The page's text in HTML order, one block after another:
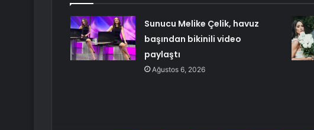
Sunucu Melike Çelik, havuz
başından bikinili video
paylaştı
Ağustos 6, 2026